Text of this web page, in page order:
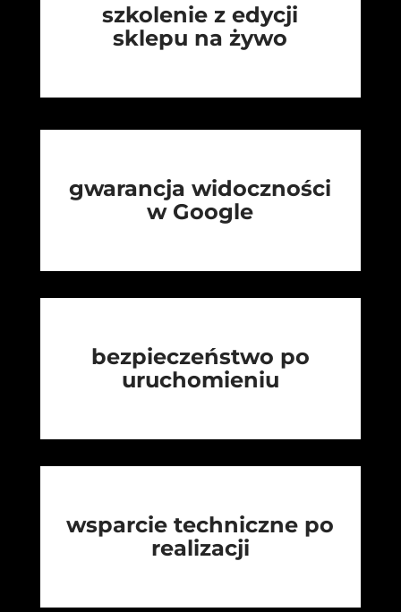
szkolenie z edycji
sklepu na żywo
gwarancja widoczności
w Google
bezpieczeństwo po
uruchomieniu
wsparcie techniczne po
realizacji